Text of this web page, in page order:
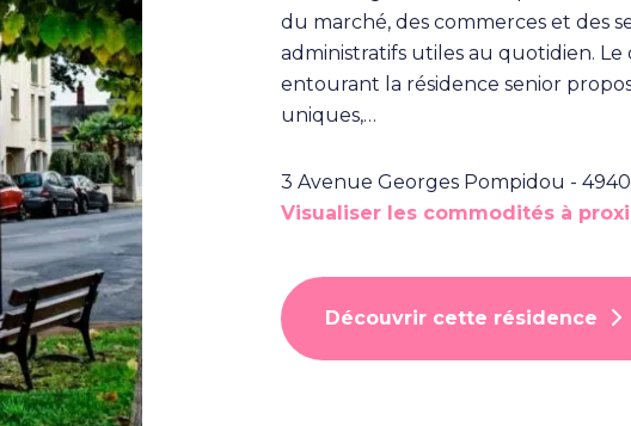
du marché, des commerces et des
administratifs utiles au quotidien.
entourant la résidence senior
uniques,…
3 Avenue Georges Pompidou -
Visualiser les commodités à
Découvrir cette résidence